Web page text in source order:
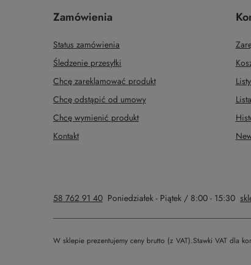
Zamówienia
Status zamówienia
Śledzenie przesyłki
Chcę zareklamować produkt
Chcę odstąpić od umowy
Chcę wymienić produkt
Kontakt
58 762 91 40 Poniedziałek - Piątek / 8:00 - 15:30
W sklepie prezentujemy ceny brutto (z VAT).Stawki VAT dla